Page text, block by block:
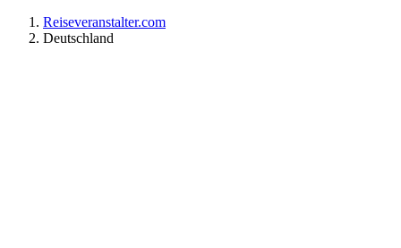
Reiseveranstalter.com
Deutschland